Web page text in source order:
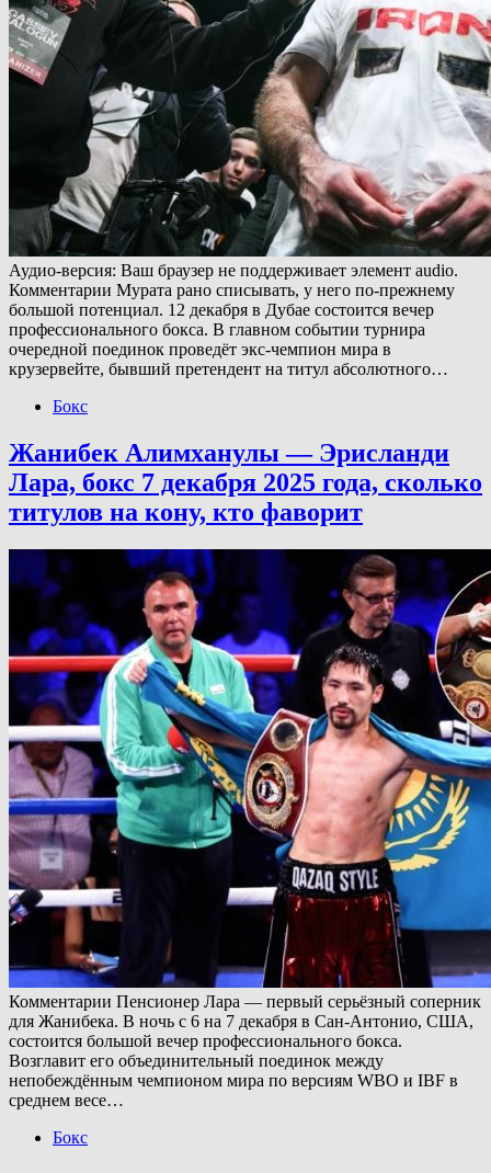
Аудио-версия: Ваш браузер не поддерживает элемент audio.
Комментарии Мурата рано списывать, у него по-прежнему
большой потенциал. 12 декабря в Дубае состоится вечер
профессионального бокса. В главном событии турнира
очередной поединок проведёт экс-чемпион мира в
крузервейте, бывший претендент на титул абсолютного…
Бокс
Жанибек Алимханулы — Эрисланди
Лара, бокс 7 декабря 2025 года, сколько
титулов на кону, кто фаворит
Комментарии Пенсионер Лара — первый серьёзный соперник
для Жанибека. В ночь с 6 на 7 декабря в Сан-Антонио, США,
состоится большой вечер профессионального бокса.
Возглавит его объединительный поединок между
непобеждённым чемпионом мира по версиям WBO и IBF в
среднем весе…
Бокс